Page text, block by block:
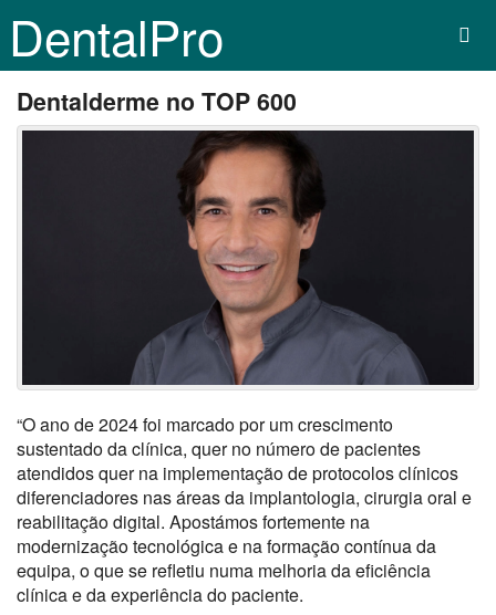
DentalPro
Dentalderme no TOP 600
“O ano de 2024 foi marcado por um crescimento
sustentado da clínica, quer no número de pacientes
atendidos quer na implementação de protocolos clínicos
diferenciadores nas áreas da implantologia, cirurgia oral e
reabilitação digital. Apostámos fortemente na
modernização tecnológica e na formação contínua da
equipa, o que se refletiu numa melhoria da eficiência
clínica e da experiência do paciente.